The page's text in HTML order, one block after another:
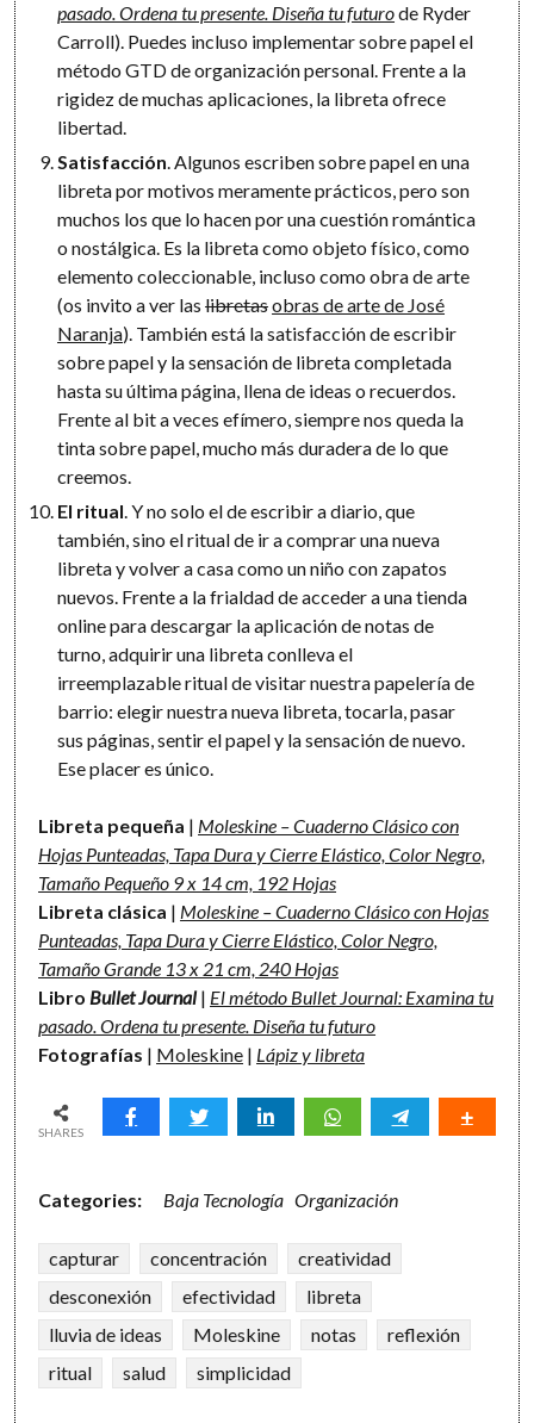
pasado. Ordena tu presente. Diseña tu futurode Ryder
Carroll). Puedes incluso implementar sobre papel el
método GTD de organización personal. Frente a la
rigidez de muchas aplicaciones, la libreta ofrece
libertad.
Satisfacción. Algunos escriben sobre papel en una
libreta por motivos meramente prácticos, pero son
muchos los que lo hacen por una cuestión romántica
o nostálgica. Es la libreta como objeto físico, como
elemento coleccionable, incluso como obra de arte
(os invito a ver laslibretasobras de arte de José
Naranja). También está la satisfacción de escribir
sobre papel y la sensación de libreta completada
hasta su última página, llena de ideas o recuerdos.
Frente al bit a veces efímero, siempre nos queda la
tinta sobre papel, mucho más duradera de lo que
creemos.
El ritual. Y no solo el de escribir a diario, que
también, sino el ritual de ir a comprar una nueva
libreta y volver a casa como un niño con zapatos
nuevos. Frente a la frialdad de acceder a una tienda
online para descargar la aplicación de notas de
turno, adquirir una libreta conlleva el
irreemplazable ritual de visitar nuestra papelería de
barrio: elegir nuestra nueva libreta, tocarla, pasar
sus páginas, sentir el papel y la sensación de nuevo.
Ese placer es único.
Libreta pequeña | Moleskine – Cuaderno Clásico con
Hojas Punteadas, Tapa Dura y Cierre Elástico, Color Negro,
Tamaño Pequeño 9 x 14 cm, 192 Hojas
Libreta clásica | Moleskine – Cuaderno Clásico con Hojas
Punteadas, Tapa Dura y Cierre Elástico, Color Negro,
Tamaño Grande 13 x 21 cm, 240 Hojas
Libro Bullet Journal| El método Bullet Journal: Examina tu
pasado. Ordena tu presente. Diseña tu futuro
Fotografías | Moleskine | Lápiz y libreta
SHARES
Categories: Baja Tecnología Organización
capturar concentración
creatividad
desconexión
efectividad
libreta
lluvia de ideas
Moleskine notas
reflexión
ritual
salud simplicidad